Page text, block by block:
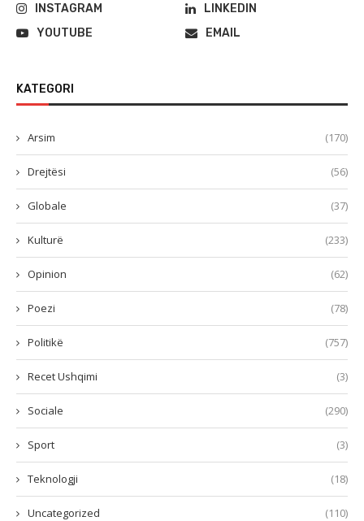
INSTAGRAM
LINKEDIN
YOUTUBE
EMAIL
KATEGORI
Arsim (170)
Drejtësi (56)
Globale (37)
Kulturë (233)
Opinion (62)
Poezi (78)
Politikë (757)
Recet Ushqimi (3)
Sociale (290)
Sport (3)
Teknologji (18)
Uncategorized (110)